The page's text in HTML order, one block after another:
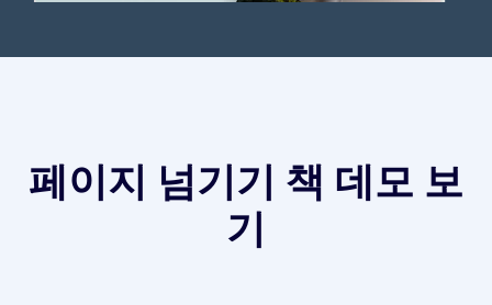
페이지 넘기기 책 데모 보
기